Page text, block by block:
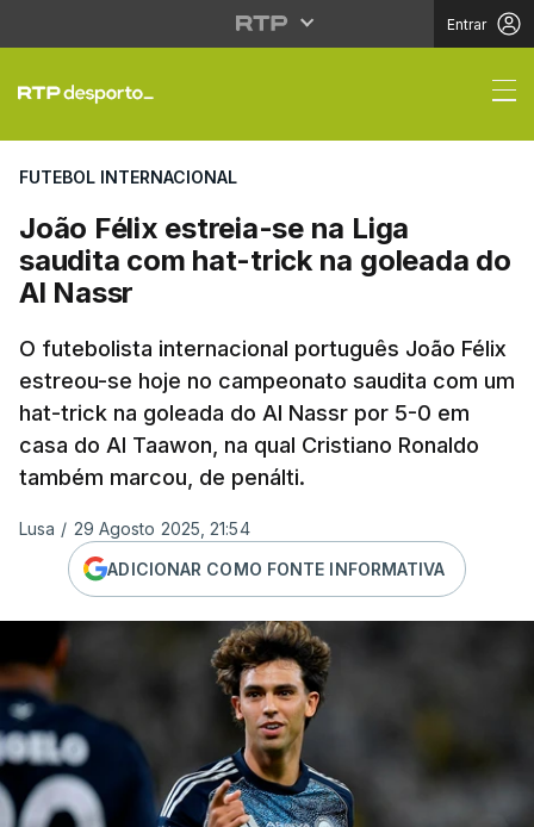
Entrar
João Félix estreia-se
FUTEBOL INTERNACIONAL
João Félix estreia-se na Liga
saudita com hat-trick na goleada do
Al Nassr
O futebolista internacional português João Félix
estreou-se hoje no campeonato saudita com um
hat-trick na goleada do Al Nassr por 5-0 em
casa do Al Taawon, na qual Cristiano Ronaldo
também marcou, de penálti.
Lusa / 29 Agosto 2025, 21:54
ADICIONAR COMO FONTE INFORMATIVA